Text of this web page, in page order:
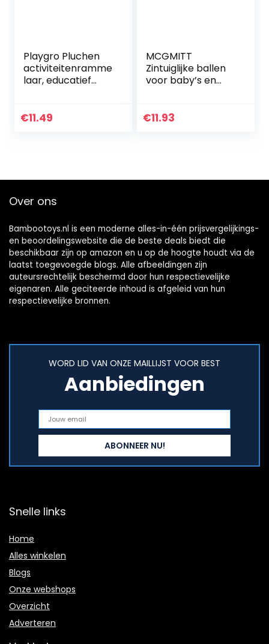
Playgro Pluchen
activiteitenramme
laar, educatief
Playgro Toy Box
€11.49
MCGMITT
Zintuiglijke ballen
voor baby’s en
kauwen,
€11.93
Over ons
Bambootoys.nl is een moderne alles-in-één prijsvergelijkings-
en beoordelingswebsite die de beste deals biedt die
beschikbaar zijn op amazon en u op de hoogte houdt via de
laatst toegevoegde blogs. Alle afbeeldingen zijn
auteursrechtelijk beschermd door hun respectievelijke
eigenaren. Alle geciteerde inhoud is afgeleid van hun
respectievelijke bronnen.
WORD LID VAN ONZE MAILLIJST VOOR BEST
Aanbiedingen
Snelle links
Home
Alles winkelen
Blogs
Onze webshops
Overzicht
Adverteren